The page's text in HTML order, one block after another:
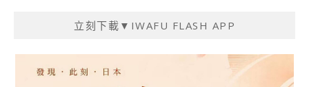
立刻下載▼IWAFU FLASH APP